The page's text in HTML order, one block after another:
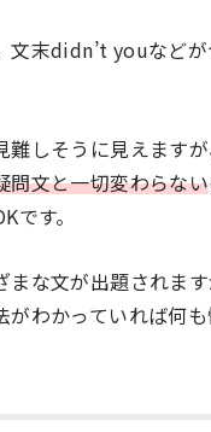
文末didn’t youなど
難しそうに見えます
問文と一切変わらない
です。
まな文が出題されま
がわかっていれば何